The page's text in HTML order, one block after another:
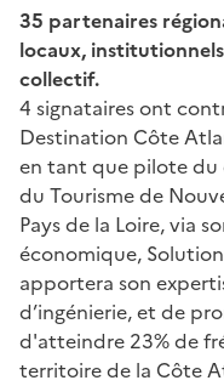
35 partenaires
locaux,
collectif.
4 signataires ont
Destination Côte
en tant que pilote du
du Tourisme de
Pays de la Loire, via
économique,
apportera son
d’ingénierie, et de
d'atteindre 23% de
territoire de la Côte